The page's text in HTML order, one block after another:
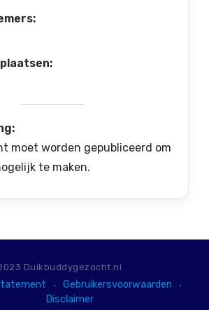
moet worden gepubliceerd om
te maken.
Duikbuddygezocht.nl
Gebruikersvoorwaarden
Disclaimer